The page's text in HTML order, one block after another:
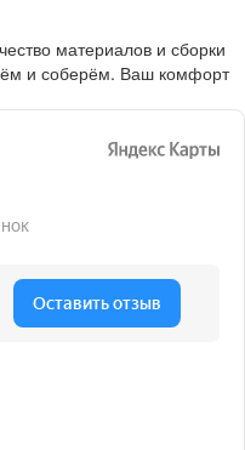
материалов и сборки
и соберём. Ваш комфорт